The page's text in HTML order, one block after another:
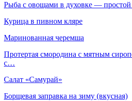
Рыба с овощами в духовке —
Курица в пивном кляре
Маринованная черемша
Протертая смородина с мятным
с…
Салат «Самурай»
Борщевая заправка на зиму (вкусная)